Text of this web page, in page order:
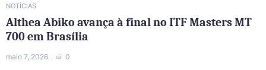
NOTÍCIAS
Althea Abiko avança à final no ITF Masters MT
700 em Brasília
maio 7, 2026 0